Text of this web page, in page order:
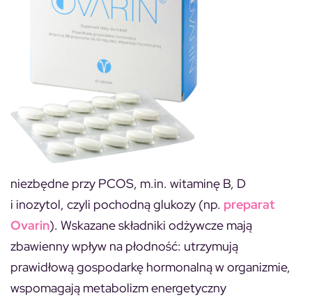
niezbędne przy PCOS, m.in. witaminę B, D
i inozytol, czyli pochodną glukozy (np. preparat
Ovarin). Wskazane składniki odżywcze mają
zbawienny wpływ na płodność: utrzymują
prawidłową gospodarkę hormonalną w organizmie,
wspomagają metabolizm energetyczny